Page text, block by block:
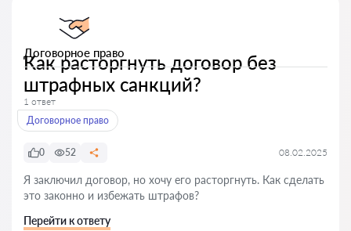
Договорное право
Как расторгнуть договор без
штрафных санкций?
1 ответ
Договорное право
0 52 08.02.2025
Я заключил договор, но хочу его расторгнуть. Как сделать
это законно и избежать штрафов?
Перейти к ответу